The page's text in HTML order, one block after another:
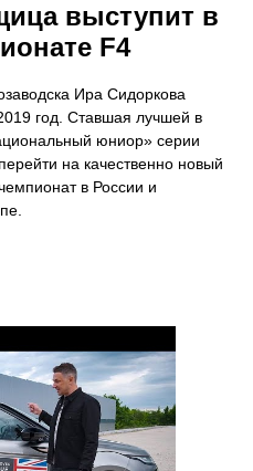
выступит в
F4
Ира Сидоркова
год. Ставшая лучшей в
юниор» серии
на качественно новый
в России и